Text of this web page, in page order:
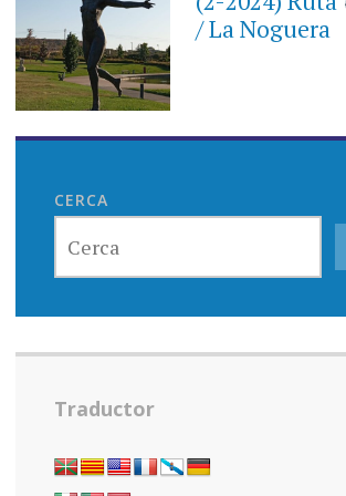
/ La Noguera
CERCA
Traductor